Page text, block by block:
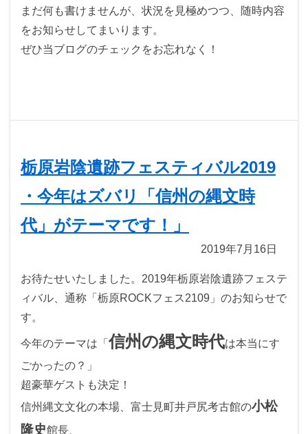
まだ何も書けませんが、状況を見極めつつ、随時内容
をお知らせしてまいります。
ぜひ当ブログのチェックをお忘れなく！
栃原岩陰遺跡フェスティバル2019
・今年はズバリ「信州の縄文時
代」がテーマです！」
2019年7月16日
お待たせいたしました。2019年栃原岩陰遺跡フェステ
ィバル、通称「栃原ROCKフェス2109」のお知らせで
す。
今年のテーマは「信州の縄文時代は本当にす
ごかったの？」
超豪華ゲストも決定！
信州縄文文化の本場、富士見町井戸尻考古館の小松
隆史館長、